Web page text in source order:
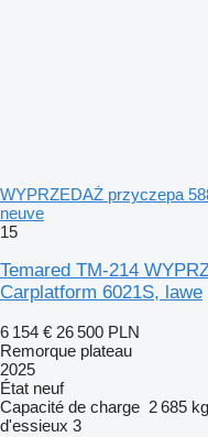
WYPRZEDAŻ przyczepa
neuve
15
Temared TM-214
Carplatform 6021S, lawe
6 154 € 26 500 PLN
Remorque plateau
2025
État neuf
Capacité de charge 2 685 kg
d'essieux 3